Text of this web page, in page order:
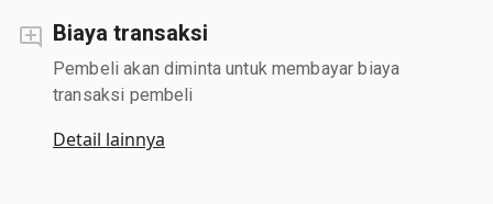
Biaya transaksi
Pembeli akan diminta untuk membayar biaya
transaksi pembeli
Detail lainnya